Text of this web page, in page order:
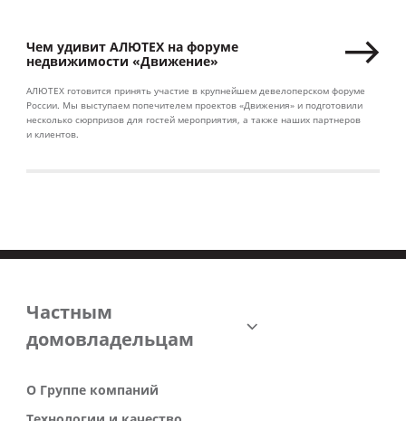
Чем удивит АЛЮТЕХ на форуме
недвижимости «Движение»
АЛЮТЕХ готовится принять участие в крупнейшем девелоперском форуме
России. Мы выступаем попечителем проектов «Движения» и подготовили
несколько сюрпризов для гостей мероприятия, а также наших партнеров
и клиентов.
Частным
домовладельцам
О Группе компаний